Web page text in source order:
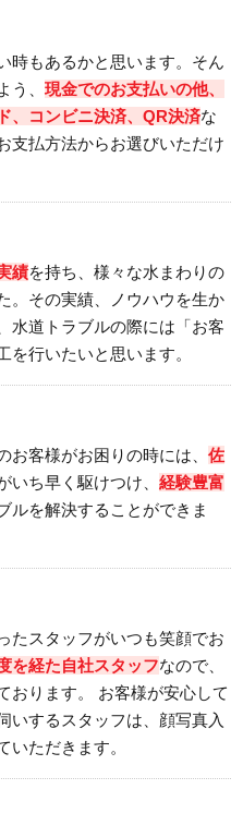
時もあるかと思います。そん
う、現金でのお支払いの他、
、コンビニ決済、QR決済な
支払方法からお選びいただけ
績を持ち、様々な水まわりの
。その実績、ノウハウを生か
水道トラブルの際には「お客
行いたいと思います。
お客様がお困りの時には、佐
いち早く駆けつけ、経験豊富
ルを解決することができま
たスタッフがいつも笑顔でお
を経た自社スタッフなので、
おります。 お客様が安心して
いするスタッフは、顔写真入
いただきます。